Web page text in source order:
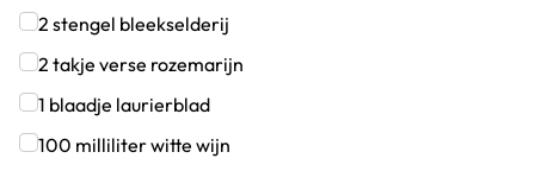
Klik om dit selectievakje aan te vinken
2 stengel bleekselderij
Klik om dit selectievakje aan te vinken
2 takje verse rozemarijn
Klik om dit selectievakje aan te vinken
1 blaadje laurierblad
Klik om dit selectievakje aan te vinken
100 milliliterwitte wijn